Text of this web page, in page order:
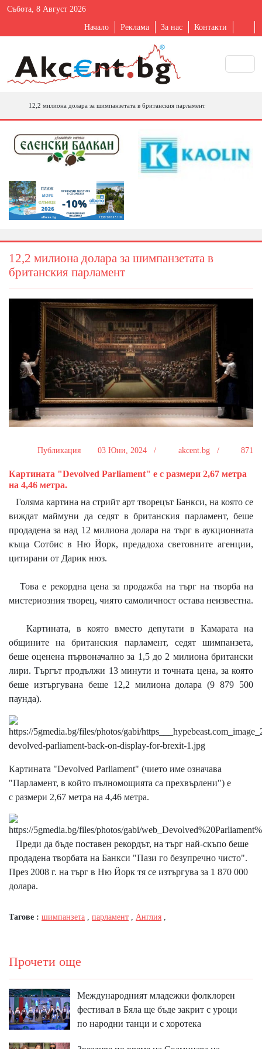
Събота, 8 Август 2026
Начало Реклама За нас Контакти
12,2 милиона долара за шимпанзетата в британския парламент
12,2 милиона долара за шимпанзетата в
британския парламент
Публикация 03 Юни, 2024 / akcent.bg / 871
Картината "Devolved Parliament" е с размери 2,67 метра
на 4,46 метра.
Голяма картина на стрийт арт творецът Банкси, на която се
виждат маймуни да седят в британския парламент, беше
продадена за над 12 милиона долара на търг в аукционната
къща Сотбис в Ню Йорк, предадоха световните агенции,
цитирани от Дарик нюз.
Това е рекордна цена за продажба на търг на творба на
мистериозния творец, чиято самоличност остава неизвестна.
Картината, в която вместо депутати в Камарата на
общините на британския парламент, седят шимпанзета,
беше оценена първоначално за 1,5 до 2 милиона британски
лири. Търгът продължи 13 минути и точната цена, за която
беше изтъргувана беше 12,2 милиона долара (9 879 500
паунда).
Картината "Devolved Parliament" (чието име означава
"Парламент, в който пълномощията са прехвърлени") е
с размери 2,67 метра на 4,46 метра.
Преди да бъде поставен рекордът, на търг най-скъпо беше
продадена творбата на Банкси "Пази го безупречно чисто".
През 2008 г. на търг в Ню Йорк тя се изтъргува за 1 870 000
долара.
Тагове : шимпанзета , парламент , Англия ,
Прочети още
Международният младежки фолклорен
фестивал в Бяла ще бъде закрит с уроци
по народни танци и с хоротека